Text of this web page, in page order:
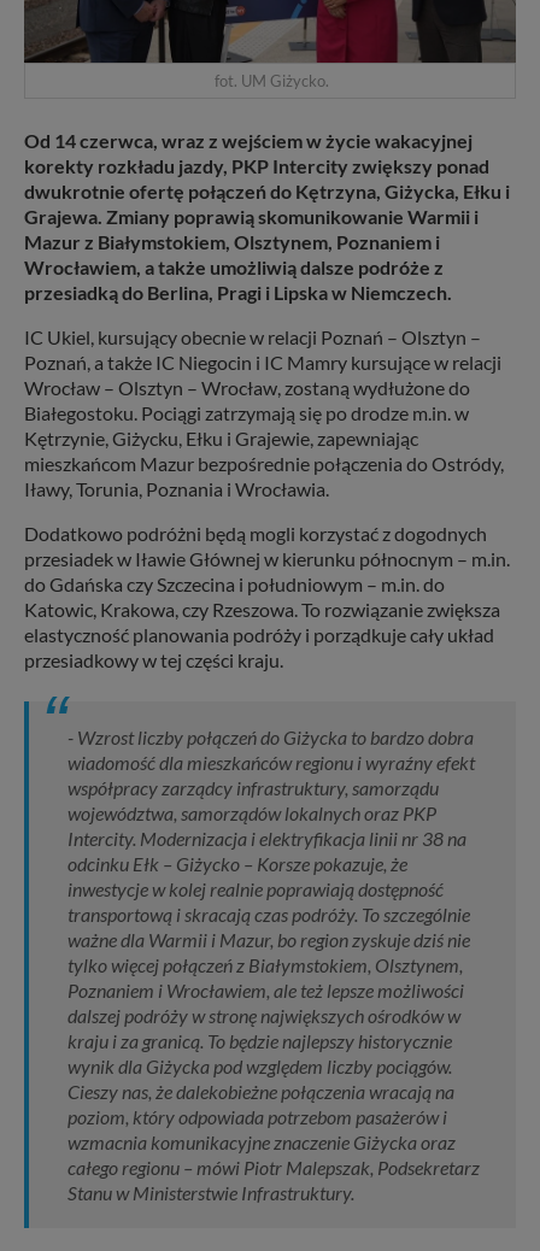
fot. UM Giżycko.
Od 14 czerwca, wraz z wejściem w życie wakacyjnej
korekty rozkładu jazdy, PKP Intercity zwiększy ponad
dwukrotnie ofertę połączeń do Kętrzyna, Giżycka, Ełku i
Grajewa. Zmiany poprawią skomunikowanie Warmii i
Mazur z Białymstokiem, Olsztynem, Poznaniem i
Wrocławiem, a także umożliwią dalsze podróże z
przesiadką do Berlina, Pragi i Lipska w Niemczech.
IC Ukiel, kursujący obecnie w relacji Poznań – Olsztyn –
Poznań, a także IC Niegocin i IC Mamry kursujące w relacji
Wrocław – Olsztyn – Wrocław, zostaną wydłużone do
Białegostoku. Pociągi zatrzymają się po drodze m.in. w
Kętrzynie, Giżycku, Ełku i Grajewie, zapewniając
mieszkańcom Mazur bezpośrednie połączenia do Ostródy,
Iławy, Torunia, Poznania i Wrocławia.
Dodatkowo podróżni będą mogli korzystać z dogodnych
przesiadek w Iławie Głównej w kierunku północnym – m.in.
do Gdańska czy Szczecina i południowym – m.in. do
Katowic, Krakowa, czy Rzeszowa. To rozwiązanie zwiększa
elastyczność planowania podróży i porządkuje cały układ
przesiadkowy w tej części kraju.
- Wzrost liczby połączeń do Giżycka to bardzo dobra
wiadomość dla mieszkańców regionu i wyraźny efekt
współpracy zarządcy infrastruktury, samorządu
województwa, samorządów lokalnych oraz PKP
Intercity. Modernizacja i elektryfikacja linii nr 38 na
odcinku Ełk – Giżycko – Korsze pokazuje, że
inwestycje w kolej realnie poprawiają dostępność
transportową i skracają czas podróży. To szczególnie
ważne dla Warmii i Mazur, bo region zyskuje dziś nie
tylko więcej połączeń z Białymstokiem, Olsztynem,
Poznaniem i Wrocławiem, ale też lepsze możliwości
dalszej podróży w stronę największych ośrodków w
kraju i za granicą. To będzie najlepszy historycznie
wynik dla Giżycka pod względem liczby pociągów.
Cieszy nas, że dalekobieżne połączenia wracają na
poziom, który odpowiada potrzebom pasażerów i
wzmacnia komunikacyjne znaczenie Giżycka oraz
całego regionu – mówi Piotr Malepszak, Podsekretarz
Stanu w Ministerstwie Infrastruktury.